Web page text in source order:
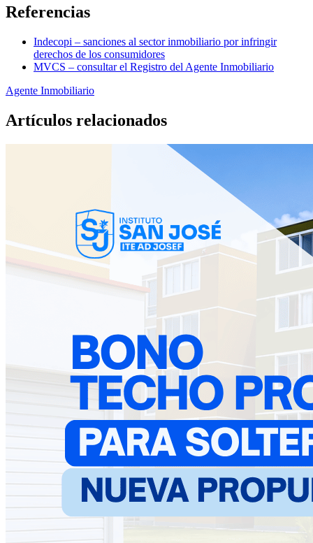
Referencias
Indecopi – sanciones al sector inmobiliario por infringir
derechos de los consumidores
MVCS – consultar el Registro del Agente Inmobiliario
Agente Inmobiliario
Artículos relacionados